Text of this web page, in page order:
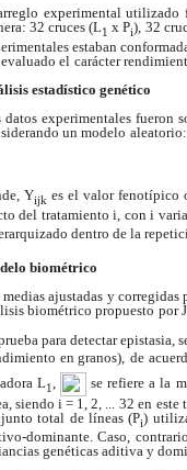
experimental utilizado
32 cruces (L1 x Pi), 32
estaban
el carácter
estadístico genético
datos experimentales fueron
un modelo aleatorio:
Yijk es el valor fenotípico
del tratamiento i, con i
dentro de la
biométrico
medias ajustadas y corregidas
biométrico propuesto por
para detectar epistasia,
en granos), de
L1 se refiere a la
siendo i = 1, 2, ... 32 en este
total de líneas (Pi)
dominante. Caso,
genéticas aditiva y